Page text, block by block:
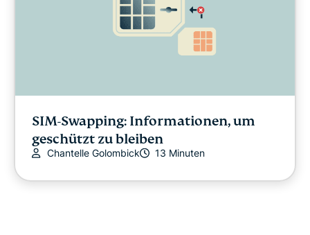
SIM-Swapping: Informationen, um
geschützt zu bleiben
Chantelle Golombick 13 Minuten